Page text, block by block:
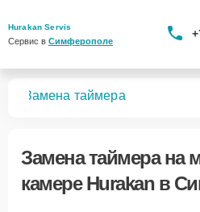
Hurakan Servis
Сервис в Симферополе
Замена таймера
Замена таймерана
камере Hurakan в